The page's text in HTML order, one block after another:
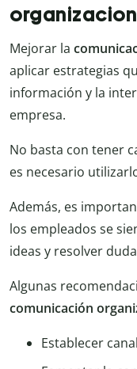
Mejorar la
aplicar estrategias
información y la
empresa.
No basta con tener
es necesario
Además, es
los empleados se
ideas y resolver
Algunas
comunicación
Establecer